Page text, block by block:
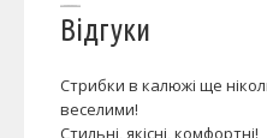
Відгуки
Стрибки в калюжі ще
веселими!
Стильні, якісні, комфортні!